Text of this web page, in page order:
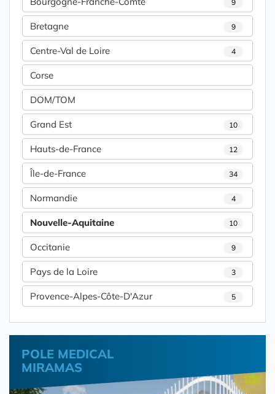
9
Bretagne 9
Centre-Val de Loire 4
Corse
DOM/TOM
Grand Est 10
Hauts-de-France 12
Île-de-France 34
Normandie 4
Nouvelle-Aquitaine 10
Occitanie 9
Pays de la Loire 3
Provence-Alpes-Côte-D'Azur 5
POLE MEDICAL
MIRAMAS